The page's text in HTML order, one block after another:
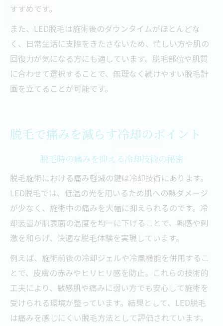
すすめです。
また、LED脱毛は施術後のダウンタイムがほとんどな
く、日常生活に支障をきたさないため、忙しい方や肌の
回復力が気になる方にも適しています。脱毛部位や肌質
に合わせて選択することで、無理なく続けやすい脱毛計
画を立てることが可能です。
脱毛で痛みを減らす冷却のポイント
脱毛時の痛みを抑える冷却技術の秘密
脱毛施術における痛み軽減の鍵は冷却技術にあります。
LED脱毛では、低温の光を用いるため肌への熱ダメージ
が少なく、施術中の痛みを大幅に抑えられるのです。冷
却装置が肌表面の温度を均一に下げることで、熱感や刺
激を和らげ、快適な脱毛体験を実現しています。
例えば、施術前後の冷却ジェルや冷風機能を併用するこ
とで、皮膚の赤みやヒリヒリ感を防止。これらの技術的
工夫により、敏感肌や痛みに弱い方でも安心して施術を
受けられる環境が整っています。結果として、LED脱毛
は痛みを感じにくい脱毛方法として評価されています。